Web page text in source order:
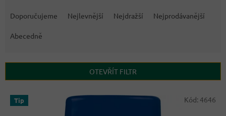
r
Doporučujeme Nejlevnější Nejdražší Nejprodávanější
Abecedně
OTEVŘÍT FILTR
V Tip Kód: 4646